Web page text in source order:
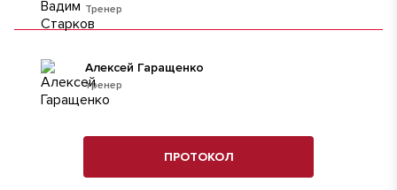
Тренер
тренер
Алексей Гаращенко
ПРОТОКОЛ